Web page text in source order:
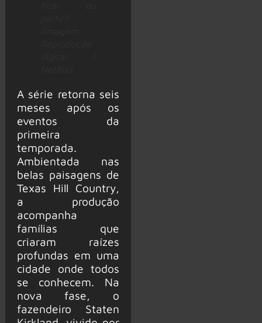
A série retorna seis
meses após os
eventos da
primeira
temporada.
Ambientada nas
belas paisagens de
Texas Hill Country,
a produção
acompanha
famílias que
criaram raízes
profundas em uma
cidade onde todos
se conhecem. Na
nova fase, o
fazendeiro Staten